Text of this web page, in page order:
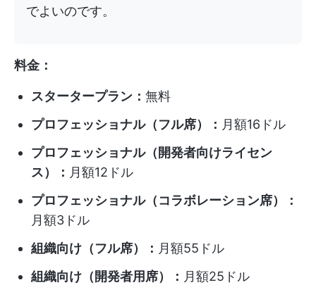
でよいのです。
料金：
スタータープラン： 無料
プロフェッショナル（フル席）： 月額16ドル
プロフェッショナル（開発者向けライセン
ス）： 月額12ドル
プロフェッショナル（コラボレーション席）：
月額3ドル
組織向け（フル席）： 月額55ドル
組織向け（開発者用席）： 月額25ドル